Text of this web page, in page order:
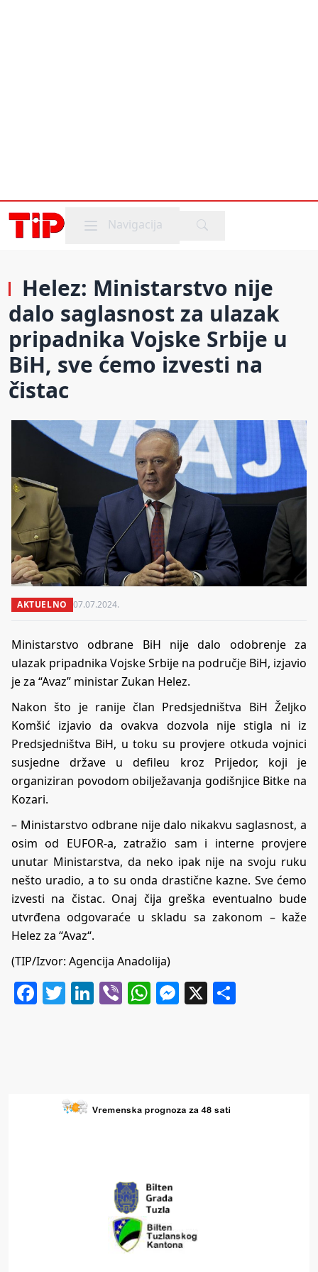
Mobile menu
Navigacija
Helez: Ministarstvo nije
dalo saglasnost za ulazak
pripadnika Vojske Srbije u
BiH, sve ćemo izvesti na
čistac
AKTUELNO 07.07.2024.
Ministarstvo odbrane BiH nije dalo odobrenje za
ulazak pripadnika Vojske Srbije na područje BiH, izjavio
je za “Avaz” ministar Zukan Helez.
Nakon što je ranije član Predsjedništva BiH Željko
Komšić izjavio da ovakva dozvola nije stigla ni iz
Predsjedništva BiH, u toku su provjere otkuda vojnici
susjedne države u defileu kroz Prijedor, koji je
organiziran povodom obilježavanja godišnjice Bitke na
Kozari.
– Ministarstvo odbrane nije dalo nikakvu saglasnost, a
osim od EUFOR-a, zatražio sam i interne provjere
unutar Ministarstva, da neko ipak nije na svoju ruku
nešto uradio, a to su onda drastične kazne. Sve ćemo
izvesti na čistac. Onaj čija greška eventualno bude
utvrđena odgovaraće u skladu sa zakonom – kaže
Helez za “Avaz“.
(TIP/Izvor: Agencija Anadolija)
Facebook
Twitter
LinkedIn
ViberWhatsApp
Messenger
X